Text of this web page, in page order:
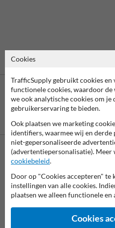
Neem contact met ons op
Wij zijn op werkdagen (van 8.00
7920070.
Vragen? Stuur een e-mail naar
formulier in en we reageren zo
info@trafficsupply.nl
Cookies
TrafficSupply gebruikt cookies
functionele cookies, waardoor de
we ook analytische cookies om je
gebruikerservaring te bieden.
Ook plaatsen we marketing
identifiers, waarmee wij en derde
niet-gepersonaliseerde
(advertentiepersonalisatie). Meer
cookiebeleid.
Door op "Cookies accepteren" te
instellingen van alle cookies.
plaatsen we alleen functionele en
Cookies